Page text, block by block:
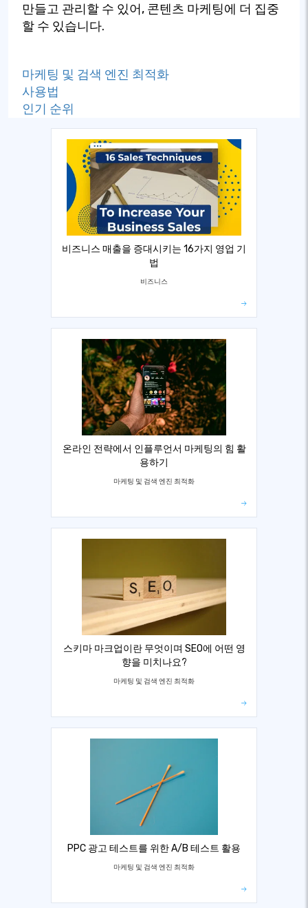
만들고 관리할 수 있어, 콘텐츠 마케팅에 더 집중
할 수 있습니다.
마케팅 및 검색 엔진 최적화
사용법
인기 순위
비즈니스 매출을 증대시키는 16가지 영업 기
법
비즈니스
온라인 전략에서 인플루언서 마케팅의 힘 활
용하기
마케팅 및 검색 엔진 최적화
스키마 마크업이란 무엇이며 SEO에 어떤 영
향을 미치나요?
마케팅 및 검색 엔진 최적화
PPC 광고 테스트를 위한 A/B 테스트 활용
마케팅 및 검색 엔진 최적화